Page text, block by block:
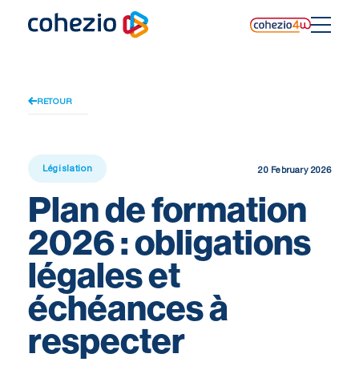
content
RETOUR
Législation 20 February 2026
Plan de formation
2026 : obligations
légales et
échéances à
respecter